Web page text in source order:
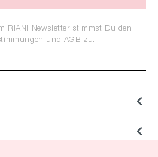
RIANI Newsletter stimmst Du den
und AGB zu.